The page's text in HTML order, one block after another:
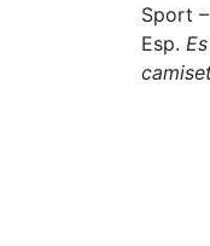
Sport
Esp.